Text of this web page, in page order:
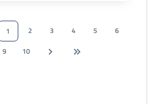
1 2 3 4 5
6
9 10